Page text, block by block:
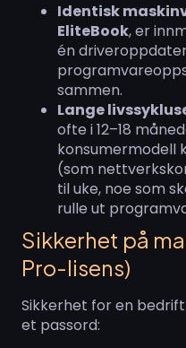
Identisk
EliteBook, er
én
sammen.
Lange
ofte i 12–18
konsumermodell
(som
til uke, noe som
rulle ut
Sikkerhet på
Pro-lisens)
Sikkerhet for en
et passord: